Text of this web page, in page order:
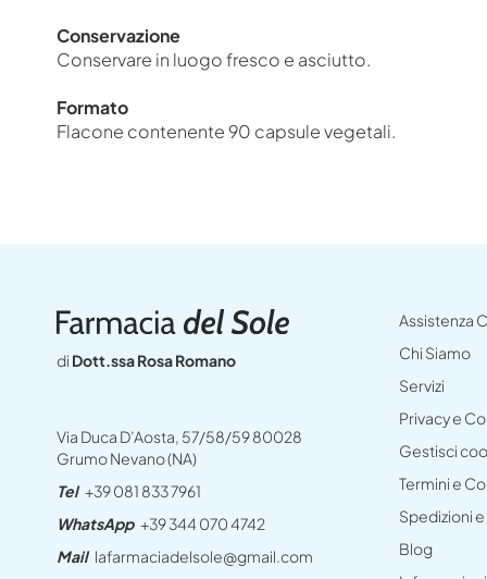
Conservazione
Conservare in luogo fresco e asciutto.
Formato
Flacone contenente 90 capsule vegetali.
di Dott.ssa Rosa Romano
Via Duca D’Aosta, 57/58/59 80028
Grumo Nevano (NA)
Tel +39 081 833 7961
WhatsApp +39 344 070 4742
Mail lafarmaciadelsole@gmail.com
Assistenza
Chi Siamo
Servizi
Privacy e
Gestisci
Termini e
Spedizioni
Blog